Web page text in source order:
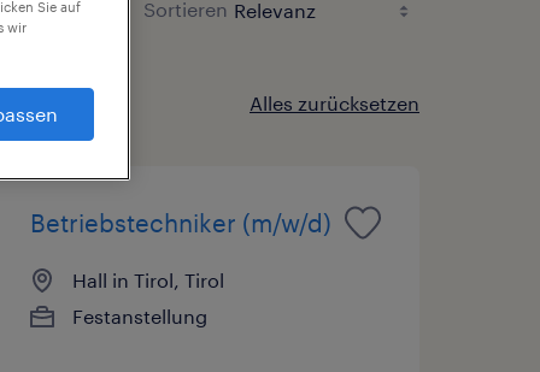
Sortieren
Alles zurücksetzen
Betriebstechniker (m/w/d)
Hall in Tirol, Tirol
Festanstellung
Sie auf
wir